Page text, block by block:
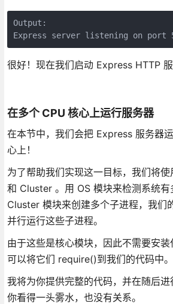
Output:
很好！现在我们启动 Express HTTP 服
在多个 CPU 核心上运行服务器
在本节中，我们会把 Express 服务器
心上！
为了帮助我们实现这一目标，我们将
和 Cluster 。用 OS 模块来检测系统
Cluster 模块来创建多个子进程，我们
并行运行这些子进程。
由于这些是核心模块，因此不需要安
可以将它们 require()到我们的代码中。
我将为你提供完整的代码，并在随后
你看得一头雾水，也没有关系。